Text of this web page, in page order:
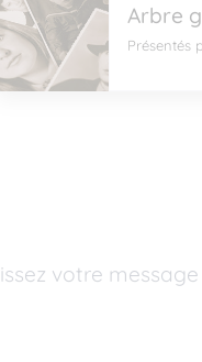
Arbre
Présentés
votre